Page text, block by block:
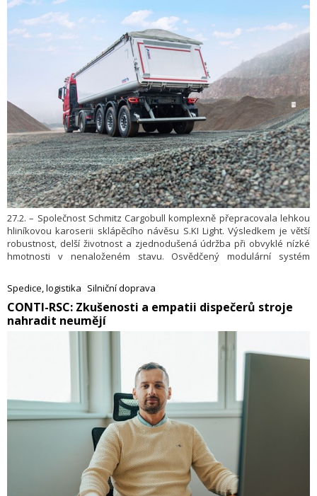
který se aktuálně projednává a schvaluje v Poslanecké sněmovně.
Věřím, že krájíme dny od toho, kdy některé stavby, které máme před
podpisem smlouvy, zahájíme. Nejvýznamnější by měla být začátkem
dubna stavba dálnice D11 mezi Jaroměří a Trutnovem,“ říká generální
ředitel ŘSD Radek Mátl.
27.2. – Společnost Schmitz Cargobull komplexně přepracovala lehkou
hliníkovou karoserii sklápěcího návěsu S.KI Light. Výsledkem je větší
robustnost, delší životnost a zjednodušená údržba při obvyklé nízké
hmotnosti v nenaloženém stavu. Osvědčený modulární systém
vyhovuje jejich individuálnímu přepravnímu úkolu. Patří sem nástavby
pro specifické aplikace, jako například s tepelnou izolací, či
univerzálně použitelné nástavby, které jsou vhodné pro širokou škálu
přepravních úkolů na staveništích a v zemědělství.
Spedice, logistika Silniční doprava
​CONTI-RSC: Zkušenosti a empatii dispečerů stroje
nahradit neumějí